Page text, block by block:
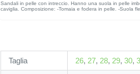
Sandali in pelle con intreccio. Hanno una suola in pelle
caviglia. Composizione: -Tomaia e fodera in pelle. -Suola
Taglia 26, 27, 28, 29, 30,